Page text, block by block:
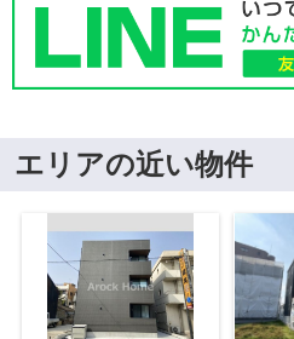
エリアの近い物件